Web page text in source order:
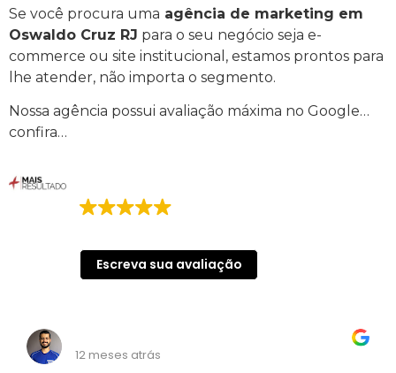
Se você procura uma agência de marketing em
Oswaldo Cruz RJ para o seu negócio seja e-
commerce ou site institucional, estamos prontos para
lhe atender, não importa o segmento.
Nossa agência possui avaliação máxima no Google…
confira…
Escreva sua avaliação
12 meses atrás